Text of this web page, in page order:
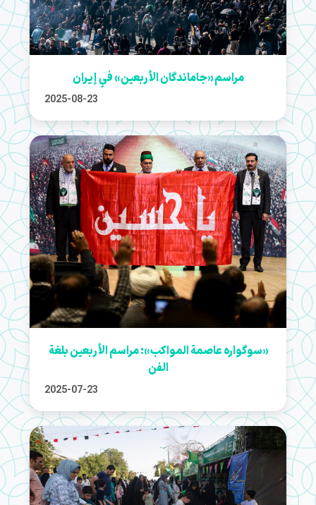
مراسم «جاماندگان الأربعين» في إيران
2025-08-23
«سوگواره عاصمة المواكب»: مراسم الأربعين بلغة
الفن
2025-07-23